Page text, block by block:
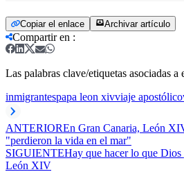
Copiar el enlace Archivar artículo
Compartir en :
Las palabras clave/etiquetas asociadas a
inmigrantespapa leon xivviaje apostólico
ANTERIOREn Gran Canaria, León
"perdieron la vida en el mar"
SIGUIENTEHay que hacer lo que
León XIV